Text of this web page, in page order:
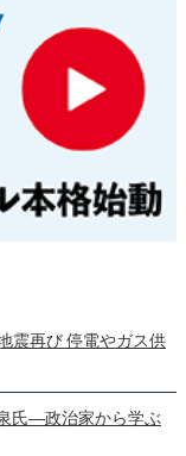
震再び 停電やガス供
氏―政治家から学ぶ